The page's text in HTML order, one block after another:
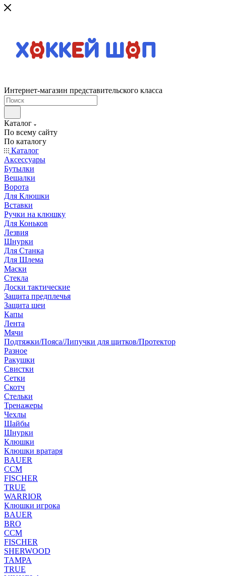
Интернет-магазин представительского класса
Каталог
По всему сайту
По каталогу
Каталог
Аксессуары
Бутылки
Вешалки
Ворота
Для Клюшки
Вставки
Ручки на клюшку
Для Коньков
Лезвия
Шнурки
Для Станка
Для Шлема
Маски
Стекла
Доски тактические
Защита предплечья
Защита шеи
Капы
Лента
Мячи
Подтяжки/Пояса/Липучки для щитков/Протектор
Разное
Ракушки
Свистки
Сетки
Скотч
Стельки
Тренажеры
Чехлы
Шайбы
Шнурки
Клюшки
Клюшки вратаря
BAUER
CCM
FISCHER
TRUE
WARRIOR
Клюшки игрока
BAUER
BRO
CCM
FISCHER
SHERWOOD
TAMPA
TRUE